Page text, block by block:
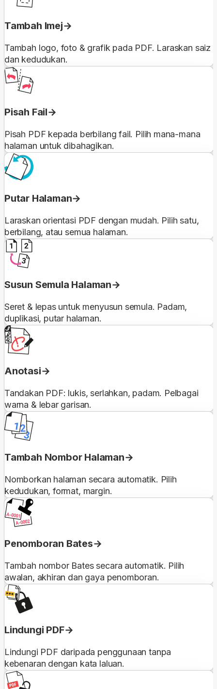
Tambah Imej
Tambah logo, foto & grafik pada PDF. Laraskan saiz
dan kedudukan.
Pisah Fail
Pisah PDF kepada berbilang fail. Pilih mana-mana
halaman untuk dibahagikan.
Putar Halaman
Laraskan orientasi PDF dengan mudah. Pilih satu,
berbilang, atau semua halaman.
Susun Semula Halaman
Seret & lepas untuk menyusun semula. Padam,
duplikasi, putar halaman.
Anotasi
Tandakan PDF: lukis, serlahkan, padam. Pelbagai
warna & lebar garisan.
Tambah Nombor Halaman
Nomborkan halaman secara automatik. Pilih
kedudukan, format, margin.
Penomboran Bates
Tambah nombor Bates secara automatik. Pilih
awalan, akhiran dan gaya penomboran.
Lindungi PDF
Lindungi PDF daripada penggunaan tanpa
kebenaran dengan kata laluan.